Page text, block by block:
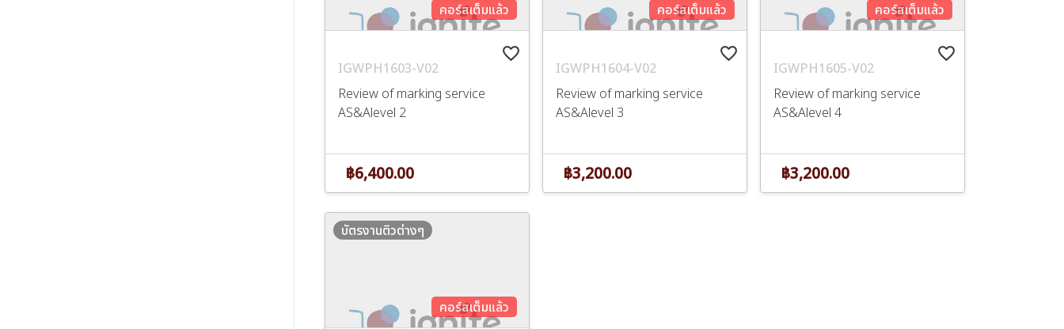
favorite_border
IGWPH1603-V02
Review of marking service
AS&Alevel 2
คอร์สเต็มแล้ว
฿6,400.00
favorite_border
IGWPH1604-V02
Review of marking service
AS&Alevel 3
คอร์สเต็มแล้ว
฿3,200.00
favorite_border
IGWPH1605-V02
Review of marking service
AS&Alevel 4
คอร์สเต็มแล้ว
฿3,200.00
คอร์สเต็มแล้ว
บัตรงานติวต่างๆ